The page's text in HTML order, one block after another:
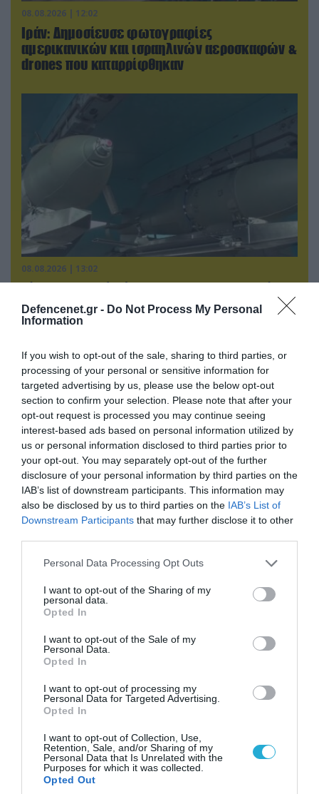
Defencenet.gr - Do Not Process My Personal
Information
If you wish to opt-out of the sale, sharing to third parties, or
processing of your personal or sensitive information for
targeted advertising by us, please use the below opt-out
section to confirm your selection. Please note that after your
opt-out request is processed you may continue seeing
interest-based ads based on personal information utilized by
us or personal information disclosed to third parties prior to
your opt-out. You may separately opt-out of the further
disclosure of your personal information by third parties on the
IAB’s list of downstream participants. This information may
also be disclosed by us to third parties on the IAB’s List of
Downstream Participants that may further disclose it to other
Please note that this website/app uses one or more Google
not limited to your visit or usage behaviour. You may click to
grant or deny consent to Google and its third-party tags to
use your data for below specified purposes in below Google
consent section.
Personal Data Processing Opt Outs
I want to opt-out of the Sharing of my
personal data.
Opted In
I want to opt-out of the Sale of my
Personal Data.
Opted In
I want to opt-out of processing my
Personal Data for Targeted Advertising.
Opted In
I want to opt-out of Collection, Use,
Retention, Sale, and/or Sharing of my
Personal Data that Is Unrelated with the
Purposes for which it was collected.
Opted Out
08.08.2026 | 12:02
Ιράν: Δημοσίευσε φωτογραφίες
αμερικανικών και ισραηλινών αεροσκαφών &
drones που καταρρίφθηκαν
08.08.2026 | 13:02
Βίντεο: Ρωσική βόμβα FAB-3000 «εξαφανίζει
από τον χάρτη» σημείο διέλευσης των
ουκρανικών δυνάμεων στην Ζαπορίζια
08.08.2026 | 17:02
Σε «αναμμένα κάρβουνα» η Τουρκία:
Περιορίζει την κίνηση πλοίων από την Μαύρη